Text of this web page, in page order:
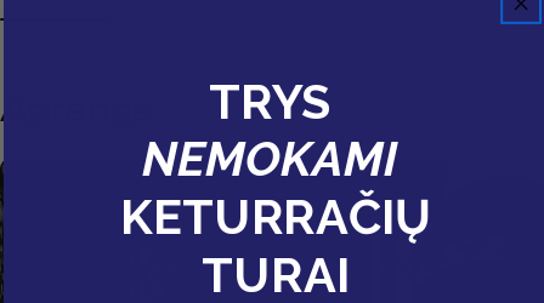
Apranga
TRYS
NEMOKAMI
KETURRAČIŲ
TURAI